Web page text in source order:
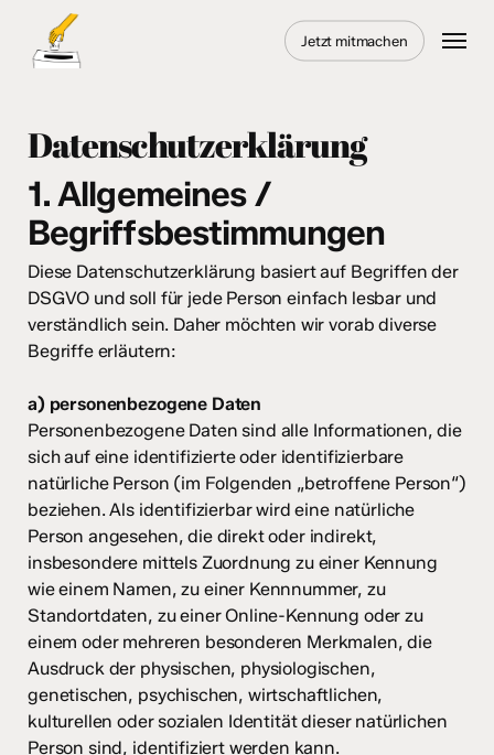
main
Jetzt mitmachen Menu
Datenschutzerklärung
1. Allgemeines /
Begriffsbestimmungen
Diese Datenschutzerklärung basiert auf Begriffen der
DSGVO und soll für jede Person einfach lesbar und
verständlich sein. Daher möchten wir vorab diverse
Begriffe erläutern:
a) personenbezogene Daten
Personenbezogene Daten sind alle Informationen, die
sich auf eine identifizierte oder identifizierbare
natürliche Person (im Folgenden „betroffene Person“)
beziehen. Als identifizierbar wird eine natürliche
Person angesehen, die direkt oder indirekt,
insbesondere mittels Zuordnung zu einer Kennung
wie einem Namen, zu einer Kennnummer, zu
Standortdaten, zu einer Online-Kennung oder zu
einem oder mehreren besonderen Merkmalen, die
Ausdruck der physischen, physiologischen,
genetischen, psychischen, wirtschaftlichen,
kulturellen oder sozialen Identität dieser natürlichen
Person sind, identifiziert werden kann.